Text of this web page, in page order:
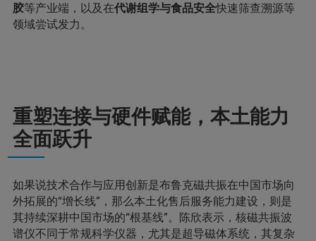
胶等产业端，以及在代谢组学与食品安全快速筛查溯源等
领域尝试发力。
重塑连接与硬件赋能，本土能力
全面跃升
如果说技术合作与应用创新是布鲁克磁共振在中国市场向
外拓展的“增长线”，那么本土化售后服务能力建设，则是
其持续深耕中国市场的“根基线”。陈欣表示，核磁共振波
谱仪不同于常规科学仪器，尤其是超导磁体系统，其复杂